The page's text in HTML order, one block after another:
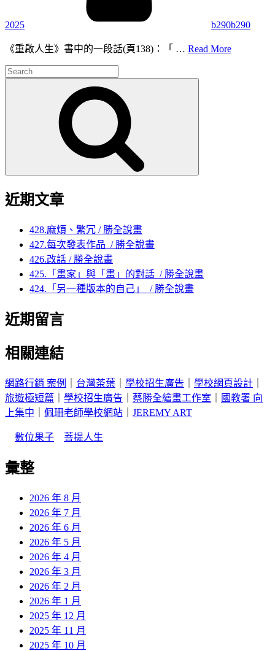
2025 b290b290
《重啟人生》書中的一段話(頁138)：「 … Read More
Search
for:
近期文章
428.麻煩、繁冗 / 勝全說畫
427.每次發表作品 / 勝全說畫
426.改話 / 勝全說畫
425.「畫家」與「畫」的對話 / 勝全說畫
424.「另一種版本的自己」 / 勝全說畫
近期留言
相關連結
網路行銷 案例 台灣茶葉 學校招生廣告 學校網頁設計
旅遊極短篇
學校招生廣告 蔡勝全繪畫工作室
國教署 向
上集中
佩珊老師學校網站 JEREMY ART
數位果子 菩提人生
彙整
2026 年 8 月
2026 年 7 月
2026 年 6 月
2026 年 5 月
2026 年 4 月
2026 年 3 月
2026 年 2 月
2026 年 1 月
2025 年 12 月
2025 年 11 月
2025 年 10 月